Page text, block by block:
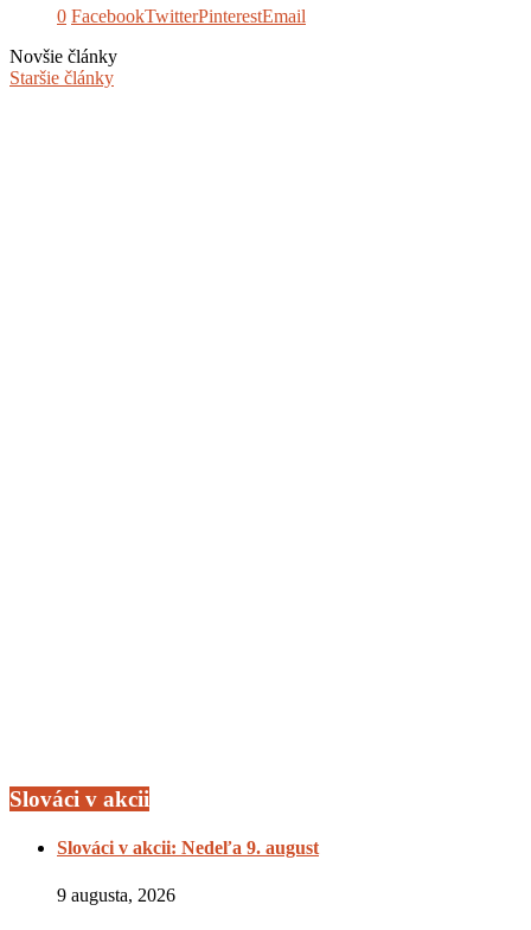
0 FacebookTwitterPinterestEmail
Novšie články
Staršie články
Slováci v akcii
Slováci v akcii: Nedeľa 9. august
9 augusta, 2026